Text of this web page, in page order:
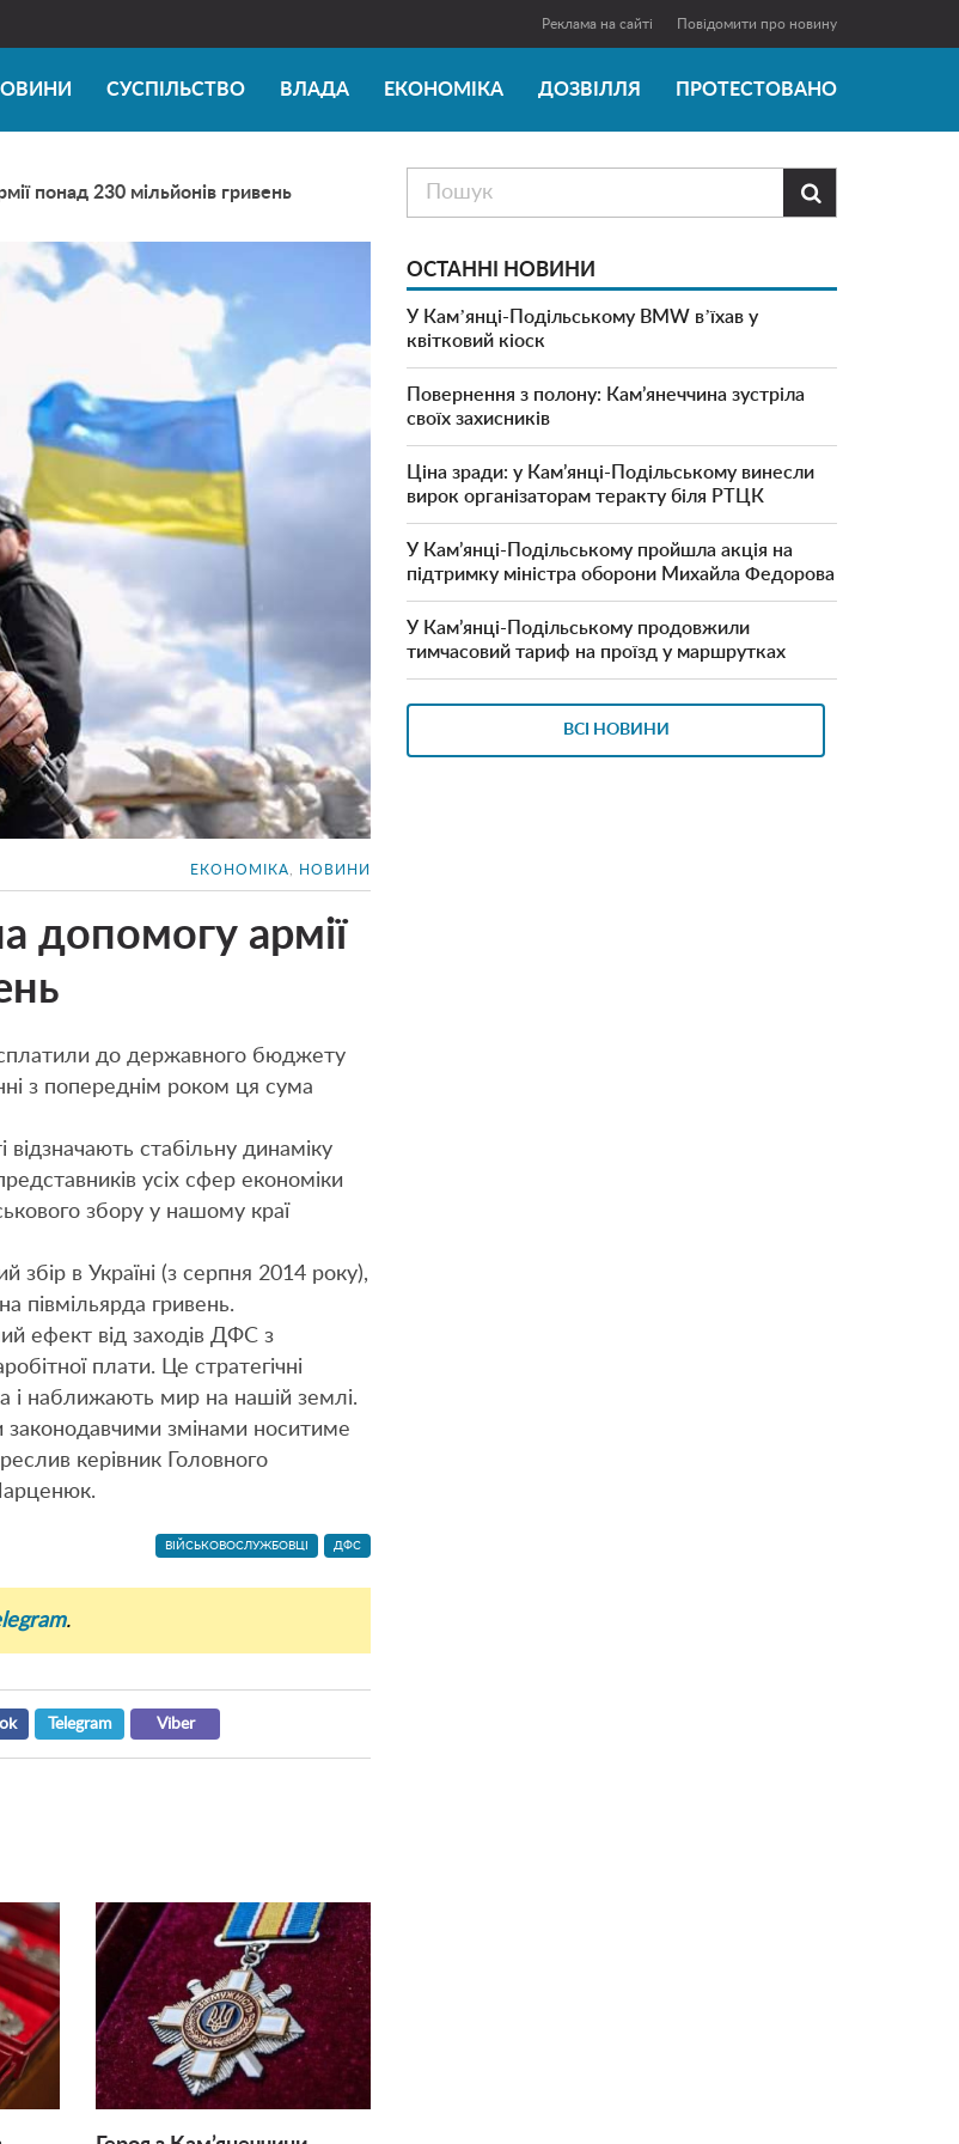
Реклама на сайті Повідомити про новину
СУСПІЛЬСТВО ВЛАДА ЕКОНОМІКА ДОЗВІЛЛЯ ПРОТЕСТОВАНО
понад 230 мільйонів гривень
ЕКОНОМІКА, НОВИНИ
допомогу армії
до державного бюджету
з попереднім роком ця сума
стабільну динаміку
усіх сфер економіки
збору у нашому краї
збір в Україні (з серпня 2014 року),
гривень.
ефект від заходів ДФС з
плати. Це стратегічні
і наближають мир на нашій землі.
законодавчими змінами носитиме
керівник Головного
ВІЙСЬКОВОСЛУЖБОВЦІ ДФС
.
Telegram Viber

ОСТАННІ НОВИНИ
У Камʼянці-Подільському BMW вʼїхав у
квітковий кіоск
Повернення з полону: Кам’янеччина зустріла
своїх захисників
Ціна зради: у Кам’янці-Подільському винесли
вирок організаторам теракту біля РТЦК
У Кам’янці-Подільському пройшла акція на
підтримку міністра оборони Михайла Федорова
У Кам’янці-Подільському продовжили
тимчасовий тариф на проїзд у маршрутках
ВСІ НОВИНИ